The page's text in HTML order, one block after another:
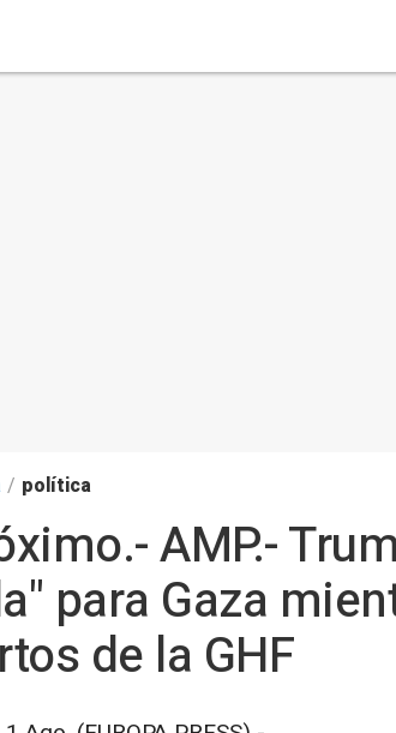
/ política
AMP.-
para Gaza
de la GHF